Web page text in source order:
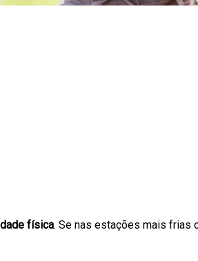
física. Se nas estações mais frias